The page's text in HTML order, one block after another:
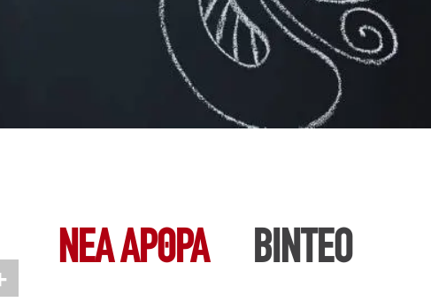
ΝΕΑ ΆΡΘΡΑ ΒΙΝΤΕΟ